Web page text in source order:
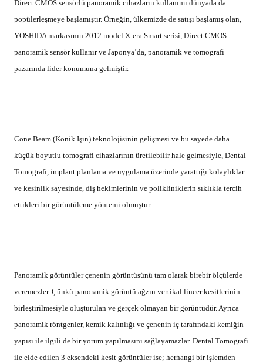
Cone Beam (Konik Işın) teknolojisinin gelişmesi ve bu sayede daha
küçük boyutlu tomografi cihazlarının üretilebilir hale gelmesiyle, Dental
Tomografi, implant planlama ve uygulama üzerinde yarattığı kolaylıklar
ve kesinlik sayesinde, diş hekimlerinin ve polikliniklerin sıklıkla tercih
ettikleri bir görüntüleme yöntemi olmuştur.
Panoramik görüntüler çenenin görüntüsünü tam olarak birebir ölçülerde
veremezler. Çünkü panoramik görüntü ağzın vertikal lineer kesitlerinin
birleştirilmesiyle oluşturulan ve gerçek olmayan bir görüntüdür. Ayrıca
panoramik röntgenler, kemik kalınlığı ve çenenin iç tarafındaki kemiğin
yapısı ile ilgili de bir yorum yapılmasını sağlayamazlar. Dental Tomografi
sanal yerleşim tasarımını baz alarak silikon hasta protezleri
üretilebilmektedir. Bu protezler sayesinde de implant yerleştirme
operasyonları, dişetini açmadan -protezi kılavuz olarak kullanılarak-
gerçekleştirilebilmektedir. 2000’li yılların başından beri piyasada olan
CBCT(Cone Beam Computed Tomography) cihazları, son yıllarda daha
kompakt yapıya gelmiş, panoramik cihazlara entegre ve onlarla aynı